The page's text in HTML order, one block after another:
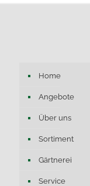
Home
Angebote
Über uns
Sortiment
Gärtnerei
Service